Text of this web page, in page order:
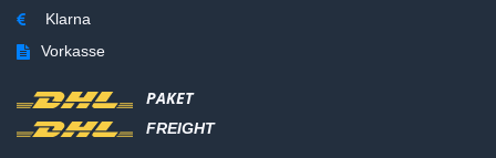
Klarna
Vorkasse
PAKET
FREIGHT